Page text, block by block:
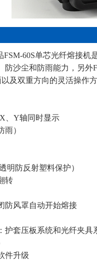
FSM-60S单芯光纤熔接
防沙尘和防雨能力，另
及双重方向的灵活操作
、Y轴同时显示
）
明防反射塑料保护）
转
防风罩自动开始熔接
护套压板系统和光纤夹具
件升级